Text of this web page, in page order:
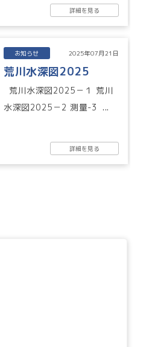
んたぼー』または『Sea-
style』のレンタルボートが
詳細を見る
お知らせ 2025年07月21日
荒川水深図2025
荒川水深図2025－１ 荒川
水深図2025－2 測量-3 ...
詳細を見る